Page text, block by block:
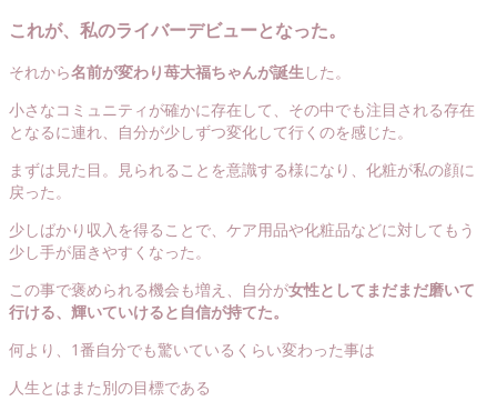
これが、私のライバーデビューとなった。
それから名前が変わり苺大福ちゃんが誕生した。
小さなコミュニティが確かに存在して、その中でも注目される存在
となるに連れ、自分が少しずつ変化して行くのを感じた。
まずは見た目。見られることを意識する様になり、化粧が私の顔に
戻った。
少しばかり収入を得ることで、ケア用品や化粧品などに対してもう
少し手が届きやすくなった。
この事で褒められる機会も増え、自分が女性としてまだまだ磨いて
行ける、輝いていけると自信が持てた。
何より、1番自分でも驚いているくらい変わった事は
人生とはまた別の目標である